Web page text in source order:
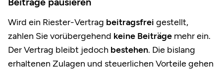
Wird ein Riester-Vertrag beitragsfrei gestellt,
zahlen Sie vorübergehend keine Beiträge mehr ein.
Der Vertrag bleibt jedoch bestehen. Die bislang
erhaltenen Zulagen und steuerlichen Vorteile gehen